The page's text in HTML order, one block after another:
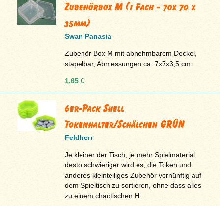
Zubehörbox M (1 Fach - 70x 70 x
35mm)
Swan Panasia
Zubehör Box M mit abnehmbarem Deckel,
stapelbar, Abmessungen ca. 7x7x3,5 cm.
1,65 €
6er-Pack Shell
Tokenhalter/Schälchen GRÜN
Feldherr
Je kleiner der Tisch, je mehr Spielmaterial,
desto schwieriger wird es, die Token und
anderes kleinteiliges Zubehör vernünftig auf
dem Spieltisch zu sortieren, ohne dass alles
zu einem chaotischen H...